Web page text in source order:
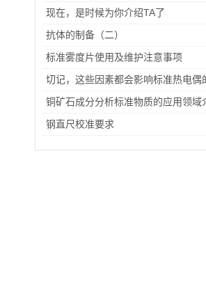
现在，是时候为你介绍TA了
抗体的制备（二）
标准雾度片使用及维护注意事项
铜矿石成分分析标准物质的应用领域
钢直尺校准要求